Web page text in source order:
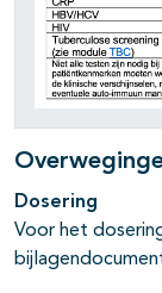
Dosering
Voor het